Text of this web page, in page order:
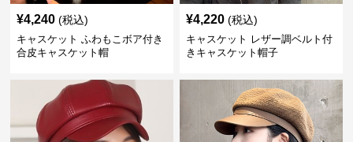
¥4,240 (税込)
キャスケット ふわもこボア付き
合皮キャスケット帽
¥4,220 (税込)
キャスケット レザー調ベルト付
きキャスケット帽子